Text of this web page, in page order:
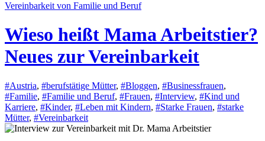
Vereinbarkeit von Familie und Beruf
Wieso heißt Mama Arbeitstier?
Neues zur Vereinbarkeit
#Austria, #berufstätige Mütter, #Bloggen, #Businessfrauen,
#Familie, #Familie und Beruf, #Frauen, #Interview, #Kind und
Karriere, #Kinder, #Leben mit Kindern, #Starke Frauen, #starke
Mütter, #Vereinbarkeit